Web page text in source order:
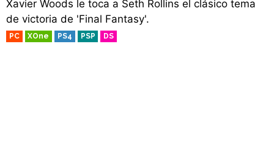
Xavier Woods le toca a Seth Rollins el clásico tema
de victoria de 'Final Fantasy'.
PC XOne PS4 PSP DS